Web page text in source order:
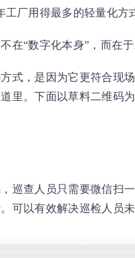
工厂用得最多的轻量化方
在“数字化本身”，而在
式，是因为它更符合现
里。下面以草料二维码
巡查人员只需要微信扫
可以有效解决巡检人员